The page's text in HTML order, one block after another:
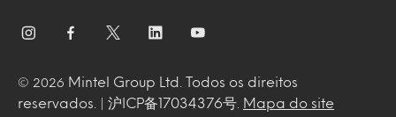
© 2026
Mintel Group Ltd. Todos os direitos
reservados. | 沪ICP备17034376号.
Mapa do site